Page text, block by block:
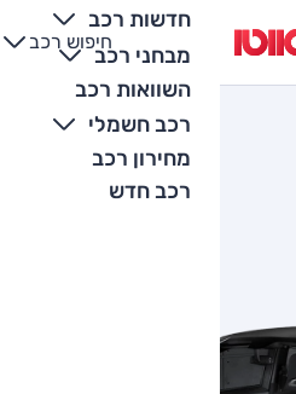
חדשות רכב
מבחני רכב
השוואות רכב
רכב חשמלי
מחירון רכב
רכב חדש
חיפוש רכב
+
-